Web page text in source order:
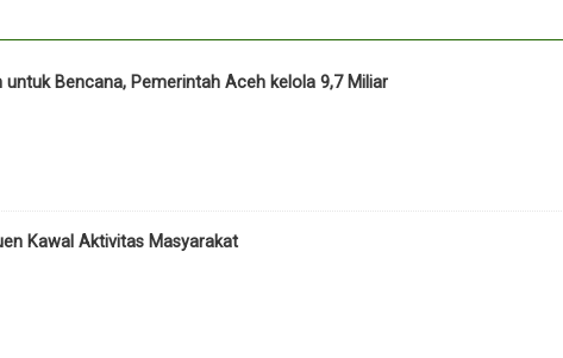
untuk Bencana, Pemerintah Aceh kelola 9,7 Miliar
Kawal Aktivitas Masyarakat